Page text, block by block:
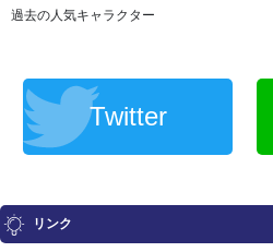
過去の人気キャラクター
Twitter
リンク